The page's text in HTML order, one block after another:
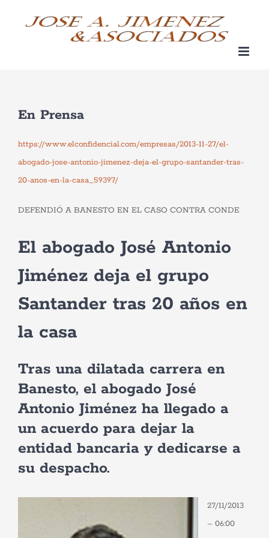
En Prensa
https://www.elconfidencial.com/empresas/2013-11-27/el-
abogado-jose-antonio-jimenez-deja-el-grupo-santander-tras-
20-anos-en-la-casa_59397/
DEFENDIÓ A BANESTO EN EL CASO CONTRA CONDE
El abogado José Antonio
Jiménez deja el grupo
Santander tras 20 años en
la casa
Tras una dilatada carrera en
Banesto, el abogado José
Antonio Jiménez ha llegado a
un acuerdo para dejar la
entidad bancaria y dedicarse a
su despacho.
27/11/2013
– 06:00
Necesarias
Estas